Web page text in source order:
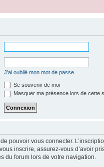
J’ai oublié mon mot de passe
Se souvenir de moi
Masquer ma présence lors de cette
pouvoir vous connecter.
inscrire, assurez-vous d’avoir
du forum lors de votre navigation.